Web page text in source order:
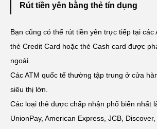
Rút tiền yên bằng thẻ tín dụng
Bạn cũng có thể rút tiền yên trực tiếp tại các
thẻ Credit Card hoặc thẻ Cash card được
ngoài.
Các ATM quốc tế thường tập trung ở cửa
siêu thị lớn.
Các loại thẻ được chấp nhận phổ biến nhất
UnionPay, American Express, JCB, Discover,